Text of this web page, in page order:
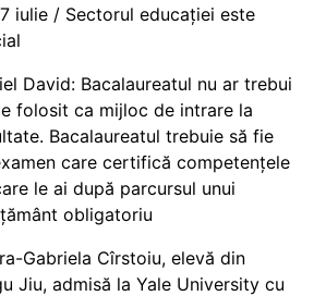
iulie / Sectorul educației este
David: Bacalaureatul nu ar trebui
folosit ca mijloc de intrare la
Bacalaureatul trebuie să fie
care certifică competențele
le ai după parcursul unui
obligatoriu
Gabriela Cîrstoiu, elevă din
Jiu, admisă la Yale University cu